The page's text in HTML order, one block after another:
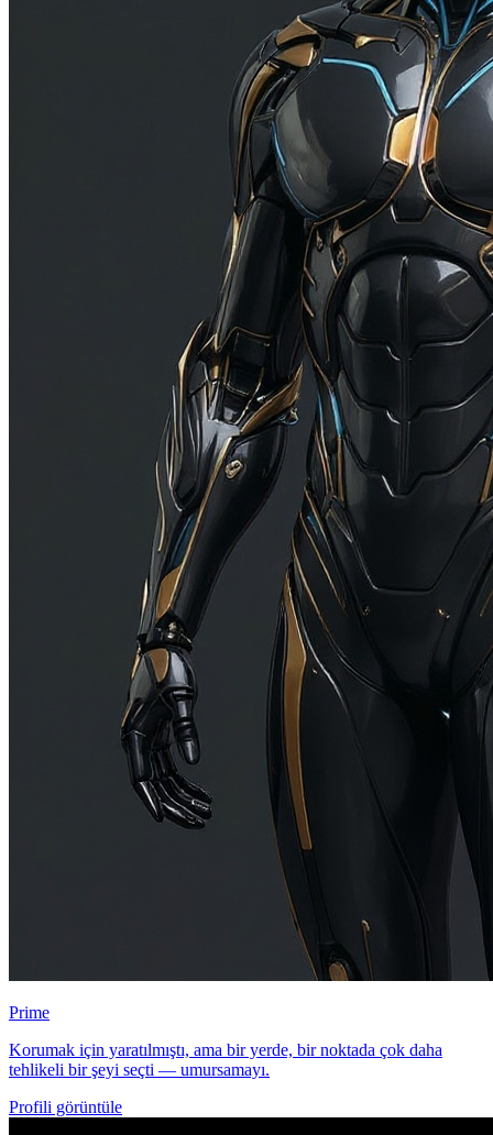
Prime
Korumak için yaratılmıştı, ama bir yerde, bir noktada çok daha
tehlikeli bir şeyi seçti — umursamayı.
Profili görüntüle